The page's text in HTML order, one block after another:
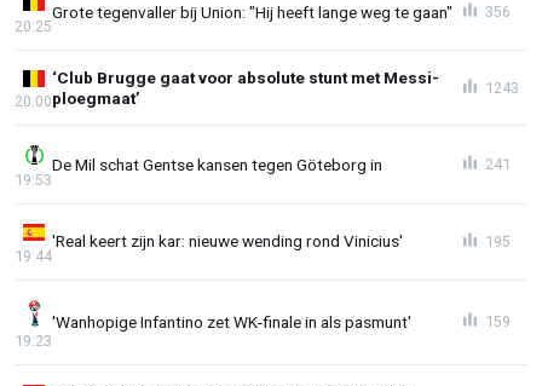
Grote tegenvaller bij Union: "Hij heeft lange weg te gaan"
20:25
356
‘Club Brugge gaat voor absolute stunt met Messi-
ploegmaat’
20:00
1243
De Mil schat Gentse kansen tegen Göteborg in
19:53
241
'Real keert zijn kar: nieuwe wending rond Vinicius'
19:44
195
'Wanhopige Infantino zet WK-finale in als pasmunt'
19:23
159